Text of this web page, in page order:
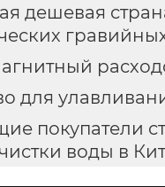
дешевая
для
покупатели
воды в